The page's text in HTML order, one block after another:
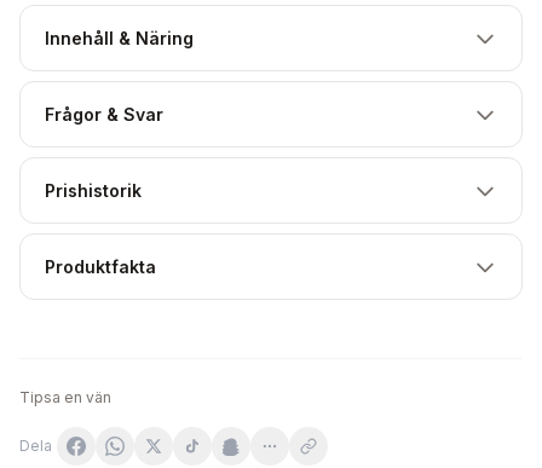
Innehåll & Näring
Frågor & Svar
Prishistorik
Produktfakta
Tipsa en vän
Dela